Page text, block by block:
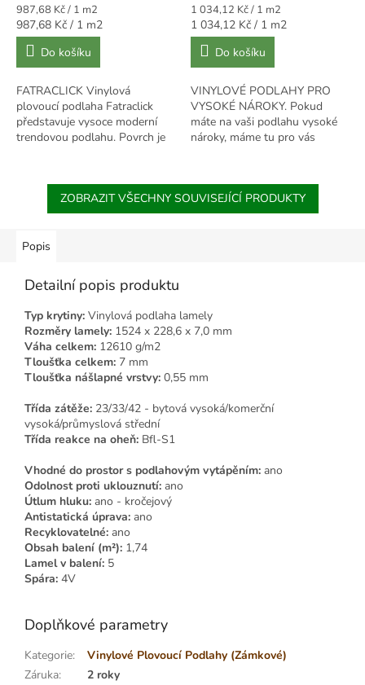
Měrná
cena:
987,68 Kč / 1 m2
Měrná
cena:
987,68 Kč / 1 m2
Do košíku
FATRACLICK Vinylová
plovoucí podlaha Fatraclick
představuje vysoce moderní
trendovou podlahu. Povrch je
údržbu,...
Měrná
cena:
1 034,12 Kč / 1 m2
Měrná
cena:
1 034,12 Kč / 1 m2
Do košíku
VINYLOVÉ PODLAHY PRO
VYSOKÉ NÁROKY. Pokud
máte na vaši podlahu vysoké
nároky, máme tu pro vás
podlahy jsou nejlepší...
ZOBRAZIT VŠECHNY SOUVISEJÍCÍ PRODUKTY
Popis
Detailní popis produktu
Typ krytiny: Vinylová podlaha lamely
Rozměry lamely: 1524 x 228,6 x 7,0 mm
Váha celkem: 12610 g/m2
Tloušťka celkem: 7 mm
Tloušťka nášlapné vrstvy: 0,55 mm
Třída zátěže: 23/33/42 - bytová vysoká/komerční
vysoká/průmyslová střední
Třída reakce na oheň: Bfl-S1
Vhodné do prostor s podlahovým vytápěním: ano
Odolnost proti uklouznutí: ano
Útlum hluku: ano - kročejový
Antistatická úprava: ano
Recyklovatelné: ano
Obsah balení (m²): 1,74
Lamel v balení: 5
Spára: 4V
Doplňkové parametry
Kategorie:
Vinylové Plovoucí Podlahy (Zámkové)
Záruka:
2 roky